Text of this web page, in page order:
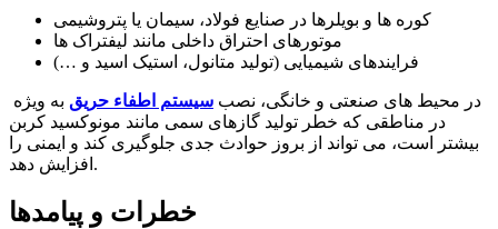
کوره ها و بویلرها در صنایع فولاد، سیمان یا پتروشیمی
موتورهای احتراق داخلی مانند لیفتراک ها
فرایندهای شیمیایی (تولید متانول، استیک اسید و …)
در محیط های صنعتی و خانگی، نصب سیستم اطفاء حریق به ویژه
در مناطقی که خطر تولید گازهای سمی مانند مونوکسید کربن
بیشتر است، می تواند از بروز حوادث جدی جلوگیری کند و ایمنی را
افزایش دهد.
خطرات و پیامدها